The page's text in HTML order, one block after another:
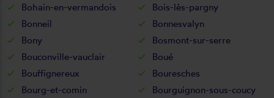
Bohain-en-vermandois
Bois-lès-pargny
Bonneil
Bonnesvalyn
Bony
Bosmont-sur-serre
Bouconville-vauclair
Boué
Bouffignereux
Bouresches
Bourg-et-comin
Bourguignon-sous-coucy